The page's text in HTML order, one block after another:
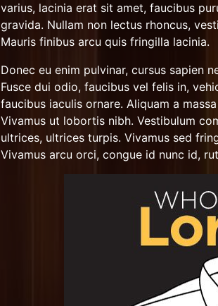
varius, lacinia erat sit amet, faucibus
gravida. Nullam non lectus rhoncus,
Mauris finibus arcu quis fringilla lacinia.
Donec eu enim pulvinar, cursus sapien
Fusce dui odio, faucibus vel felis in,
faucibus iaculis ornare. Aliquam a
Vivamus ut lobortis nibh. Vestibulum
ultrices, ultrices turpis. Vivamus sed
Vivamus arcu orci, congue id nunc id,